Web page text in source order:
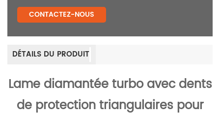
CONTACTEZ-NOUS
DÉTAILS DU PRODUIT
Lame diamantée turbo avec dents
de protection triangulaires pour